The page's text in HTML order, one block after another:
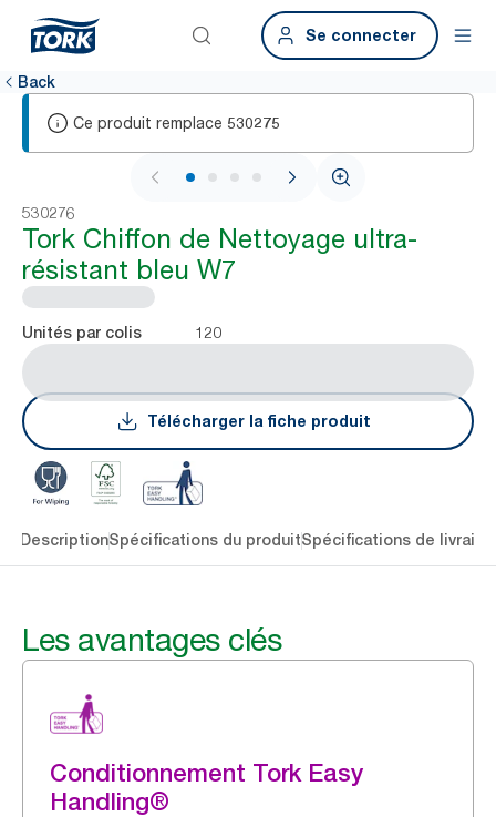
Se connecter
Back
Ce produit remplace 530275
1 / 4
530276
Tork Chiffon de Nettoyage ultra-
résistant bleu W7
Unités par colis 120
Télécharger la fiche produit
DescriptionSpécifications du produitSpécifications de
Les avantages clés
Conditionnement Tork Easy
Handling®